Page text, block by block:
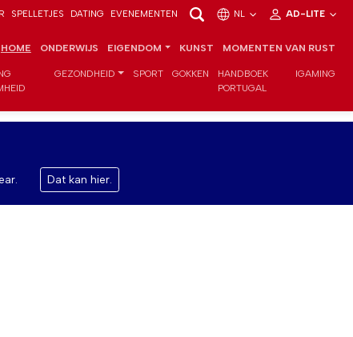
SPELLETJES DATING EVENEMENTEN NL AD-LITE
HOME ONDERWIJS EIGENDOM KUNST MOMENTEN VAN RUST
GEZONDHEID SPORT GOKKEN
HANDBOEK
PORTUGAL
IGAMING
Dat kan hier.